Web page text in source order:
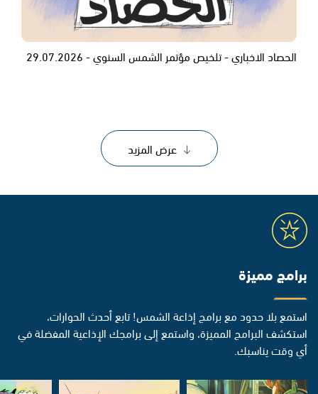
الحصاد الاخباري - تلخيص مؤتمر الشمس السنوي - 29.07.2026
عرض المزيد
برامج مميزة
استمع بلا حدود مع برامج إذاعة الشمس! تابع أحدث الحوارات،
استكشف البرامج المميزة، واستمع إلى برامجك الإذاعية المفضلة في
أي وقت يناسبك.